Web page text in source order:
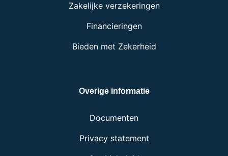
Zakelijke verzekeringen
Financieringen
Bieden met Zekerheid
Overige informatie
Documenten
Privacy statement